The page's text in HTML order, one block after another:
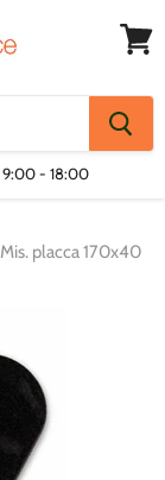
9:00 - 18:00
placca 170x40